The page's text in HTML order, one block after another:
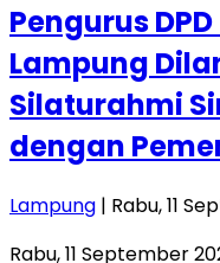
Pengurus DPD
Lampung
Silaturahmi
dengan
Lampung | Rabu, 11
Rabu, 11 September